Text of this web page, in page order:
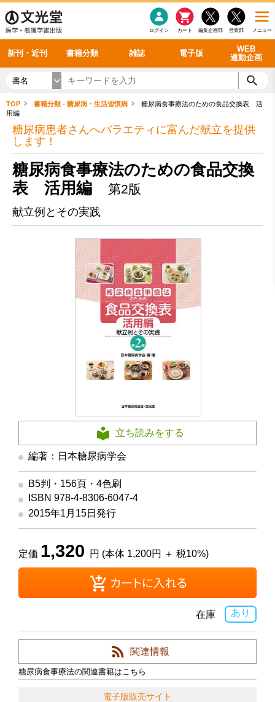
メニュー
営業部
編集企画部
カート
ログイン
新刊・近刊 書籍分類 雑誌 電子版
WEB
連動企画
感染症 老年医学
看護・介護
呼吸器
循環器
シリーズ一覧
雑誌投稿規定
理学療法
雑誌案内・年間購読 最新号 バックナンバー
電子書籍
電子雑誌
書籍「データに基づく臨床動作分析」WEB動画
書籍「眼手術学」WEB動画
書籍「神経症候学 II 改訂第二版」 WEB動画
新刊一覧
今後の発行予定
書名
TOP 書籍分類 - 糖尿病・生活習慣病
糖尿病食事療法のための食品交換表 活
用編
糖尿病患者さんへバラエティに富んだ献立を提供
します！
糖尿病食事療法のための食品交換
表 活用編
第2版
献立例とその実践
立ち読みをする
編著：日本糖尿病学会
B5判・156頁・4色刷
ISBN 978-4-8306-6047-4
2015年1月15日発行
定価 1,320 円 (本体 1,200円 ＋ 税10%)
あり
在庫
関連情報
糖尿病食事療法の関連書籍はこちら
電子版販売サイト